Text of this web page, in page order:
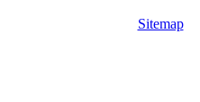
Sitemap